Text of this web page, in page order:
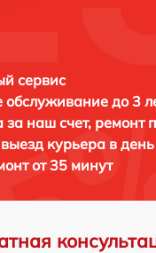
сервис
обслуживание до 3
за наш счет, ремонт
курьера в
от 35 минут